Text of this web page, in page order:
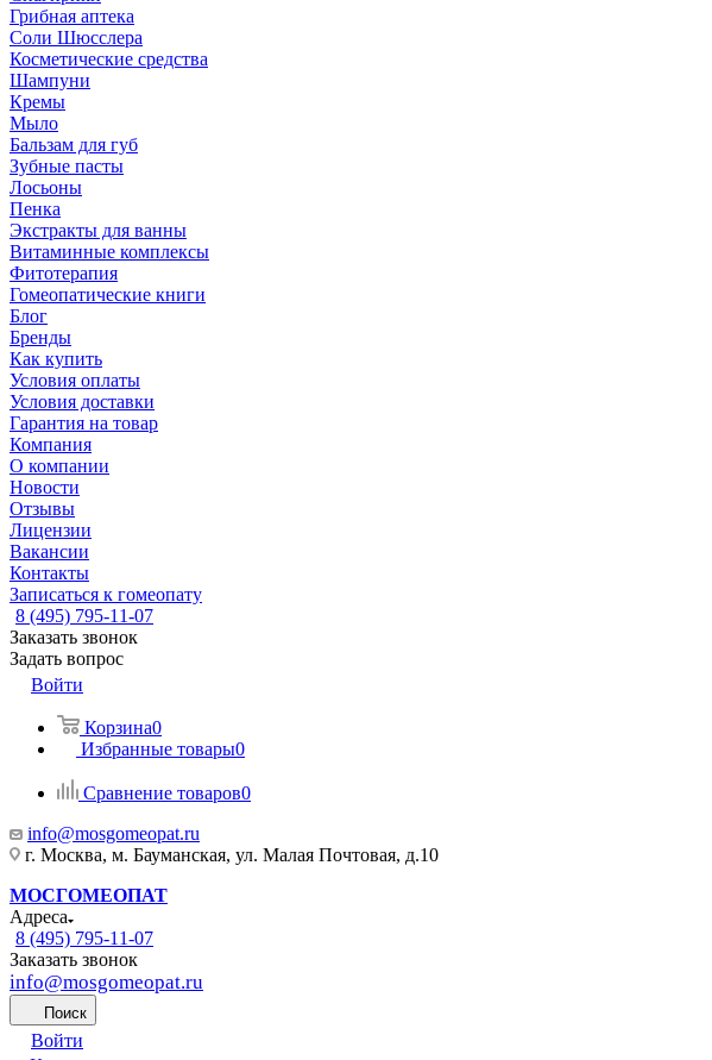
Грибная аптека
Соли Шюсслера
Косметические средства
Шампуни
Кремы
Мыло
Бальзам для губ
Зубные пасты
Лосьоны
Пенка
Экстракты для ванны
Витаминные комплексы
Фитотерапия
Гомеопатические книги
Блог
Бренды
Как купить
Условия оплаты
Условия доставки
Гарантия на товар
Компания
О компании
Новости
Отзывы
Лицензии
Вакансии
Контакты
Записаться к гомеопату
8 (495) 795-11-07
Заказать звонок
Задать вопрос
Войти
Корзина0
Избранные товары0
Сравнение товаров0
info@mosgomeopat.ru
г. Москва, м. Бауманская, ул. Малая Почтовая, д.10
МОСГОМЕОПАТ
Адреса
8 (495) 795-11-07
Заказать звонок
info@mosgomeopat.ru
Поиск
Войти